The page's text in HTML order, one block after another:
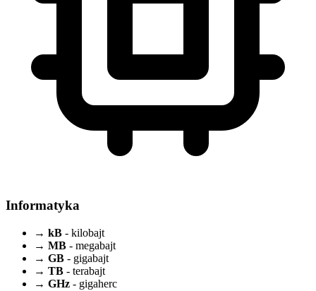
Informatyka
→ kB - kilobajt
→ MB - megabajt
→ GB - gigabajt
→ TB - terabajt
→ GHz - gigaherc